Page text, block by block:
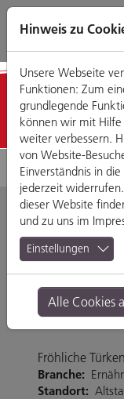
Direkt
zum
Zum
Hauptmenü
Zum
Footermenü
Zur
Website-
Al
Fröhliche
Branche:
Standort:
Hinweis zu
Unsere Webseite
Funktionen: Zum
grundlegende
können wir mit
weiter verbessern.
von Website-
Einverständnis in
jederzeit
dieser Website
und zu uns im
Einstellungen
Alle Cookies